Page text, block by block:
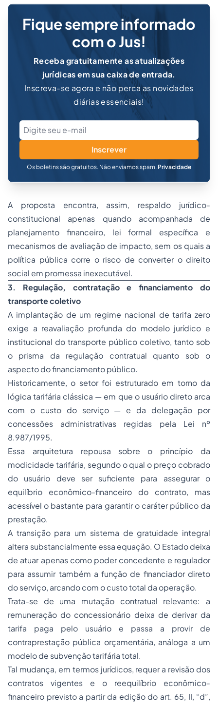
Fique sempre informado
com o Jus!
Receba gratuitamente as atualizações
jurídicas em sua caixa de entrada.
Inscreva-se agora e não perca as novidades
diárias essenciais!
Inscrever
Os boletins são gratuitos. Não enviamos spam. Privacidade
A proposta encontra, assim, respaldo jurídico-
constitucional apenas quando acompanhada de
planejamento financeiro, lei formal específica e
mecanismos de avaliação de impacto, sem os quais a
política pública corre o risco de converter o direito
social em promessa inexecutável.
3. Regulação, contratação e financiamento do
transporte coletivo
A implantação de um regime nacional de tarifa zero
exige a reavaliação profunda do modelo jurídico e
institucional do transporte público coletivo, tanto sob
o prisma da regulação contratual quanto sob o
aspecto do financiamento público.
Historicamente, o setor foi estruturado em torno da
lógica tarifária clássica — em que o usuário direto arca
com o custo do serviço — e da delegação por
concessões administrativas regidas pela Lei nº
8.987/1995.
Essa arquitetura repousa sobre o princípio da
modicidade tarifária, segundo o qual o preço cobrado
do usuário deve ser suficiente para assegurar o
equilíbrio econômico-financeiro do contrato, mas
acessível o bastante para garantir o caráter público da
prestação.
A transição para um sistema de gratuidade integral
altera substancialmente essa equação. O Estado deixa
de atuar apenas como poder concedente e regulador
para assumir também a função de financiador direto
do serviço, arcando com o custo total da operação.
Trata-se de uma mutação contratual relevante: a
remuneração do concessionário deixa de derivar da
tarifa paga pelo usuário e passa a provir de
contraprestação pública orçamentária, análoga a um
modelo de subvenção tarifária total.
Tal mudança, em termos jurídicos, requer a revisão dos
contratos vigentes e o reequilíbrio econômico-
financeiro previsto a partir da edição do art. 65, II, “d”,